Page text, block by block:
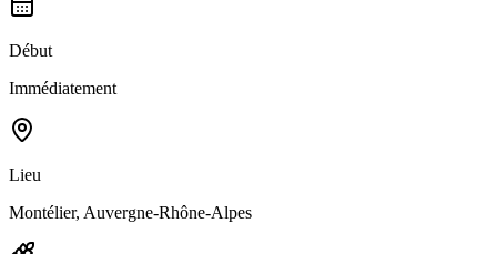
Début
Immédiatement
Lieu
Montélier, Auvergne-Rhône-Alpes